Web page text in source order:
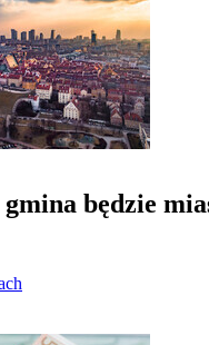
gmina będzie